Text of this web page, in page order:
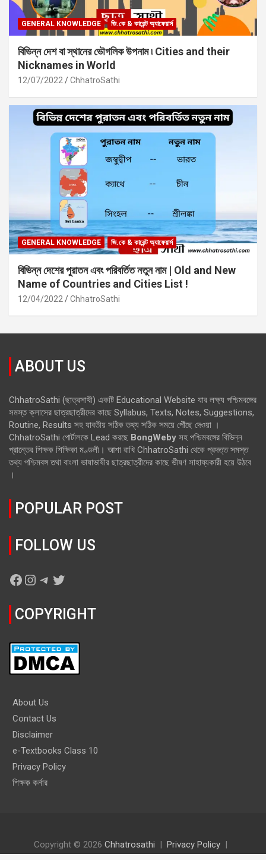
GENERAL KNOWLEDGE জি.কে & কারেন্ট অ্যাফেয়ার্স
বিভিন্ন দেশ বা স্থানের ভৌগলিক উপনাম ৷ Cities and their
Nicknames in World
12/07/2022 ChhatroSathi
GENERAL KNOWLEDGE জি.কে & কারেন্ট অ্যাফেয়ার্স
বিভিন্ন দেশের পুরাতন এবং পরিবর্তিত নতুন নাম | Old and New
Name of Countries and Cities List !
12/04/2022 ChhatroSathi
ABOUT US
ChhatroSathi (ছাত্রসাথী) একটি Educational Website যার লক্ষ্য পশ্চিমবঙ্গের
সমস্ত ক্লাসের ছাত্রছাত্রীদের কাছে Syllabus, Texts, Notes, Suggestions,
Routine, Results সহ যাবতীয় সঠিক তথ্য সঠিক সময়ে পৌঁছে দেওয়া ।
ChhatroSathi পোর্টালকে Lead করছে BongWeby সহ পশ্চিমবঙ্গের বিভিন্ন
প্রান্তের শিক্ষক শিক্ষিকা মণ্ডলী। আশা রাখি ChhatroSathi থেকে প্রদত্ত সমস্ত
তথ্য পশ্চিমবঙ্গ তথা বাংলা ভাষাভাষীর ছাত্রছাত্রীদের কাছে ভীষণ সাহায্যকারী হয়ে উঠবে
।
POPULAR POST
FOLLOW US
Facebook
Instagram
Telegram
Twitter
COPYRIGHT
About Us
Contact Us
Disclaimer
e-Textbooks Class 10
Privacy Policy
শিক্ষক কর্নার
Copyright © 2026 Chhatrosathi
Privacy Policy